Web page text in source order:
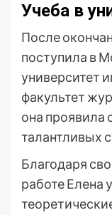
Учеба в
После
поступила в
университет
факультет
она проявила
талантливых
Благодаря
работе Елена